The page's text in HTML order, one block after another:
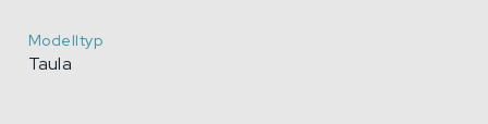
Modelltyp
Taula